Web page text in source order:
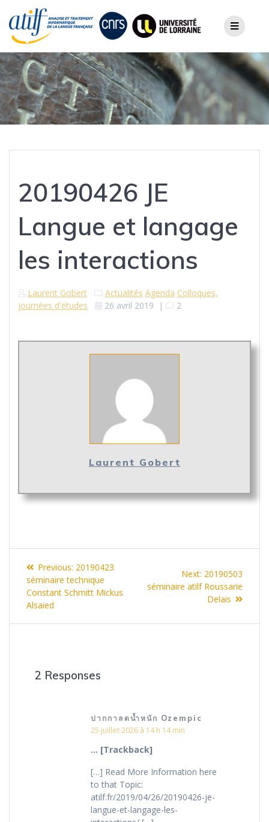
content
20190426 JE
Langue et langage
les interactions
Laurent Gobert Actualités Agenda Colloques,
journées d'études
26 avril 2019 | 2
Laurent Gobert
Navigation
de
l’article
Previous: Previous
post:
20190423
séminaire technique
Constant Schmitt Mickus
Alsaied
Next: Next
post:
20190503
séminaire atilf Roussarie
Delais
2 Responses
ปากกาลดน้ำหนัก Ozempic
25 juillet 2026 à 14 h 14 min
… [Trackback]
[…] Read More Information here
to that Topic:
atilf.fr/2019/04/26/20190426-je-
langue-et-langage-les-